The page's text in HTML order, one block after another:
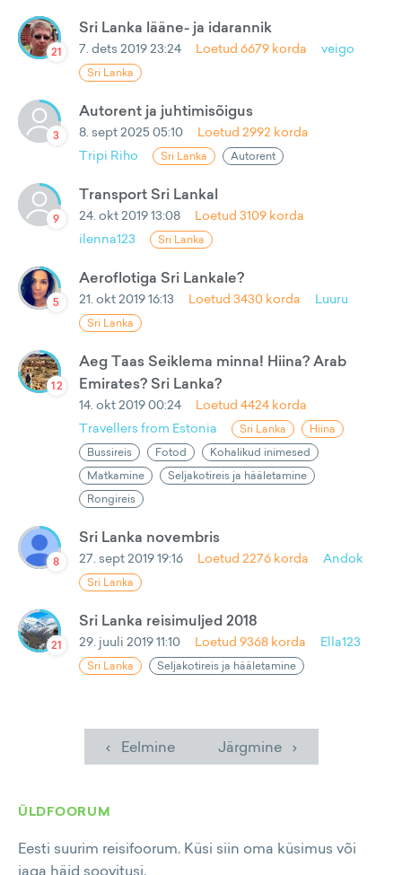
21
Sri Lanka lääne- ja idarannik
7. dets 2019 23:24 Loetud 6679 korda veigo
Sri Lanka
3
Autorent ja juhtimisõigus
8. sept 2025 05:10 Loetud 2992 korda
Tripi Riho
Sri Lanka Autorent
9
Transport Sri Lankal
24. okt 2019 13:08 Loetud 3109 korda
ilenna123
Sri Lanka
5
Aeroflotiga Sri Lankale?
21. okt 2019 16:13 Loetud 3430 korda Luuru
Sri Lanka
12
Aeg Taas Seiklema minna! Hiina? Arab
Emirates? Sri Lanka?
14. okt 2019 00:24 Loetud 4424 korda
Travellers from Estonia
Sri Lanka
Hiina
Bussireis
Fotod
Kohalikud inimesed
Matkamine
Seljakotireis ja hääletamine
Rongireis
8
Sri Lanka novembris
27. sept 2019 19:16 Loetud 2276 korda Andok
Sri Lanka
21
Sri Lanka reisimuljed 2018
29. juuli 2019 11:10 Loetud 9368 korda Ella123
Sri Lanka Seljakotireis ja hääletamine
‹ Eelmine Järgmine ›
ÜLDFOORUM
Eesti suurim reisifoorum. Küsi siin oma küsimus või
jaga häid soovitusi.